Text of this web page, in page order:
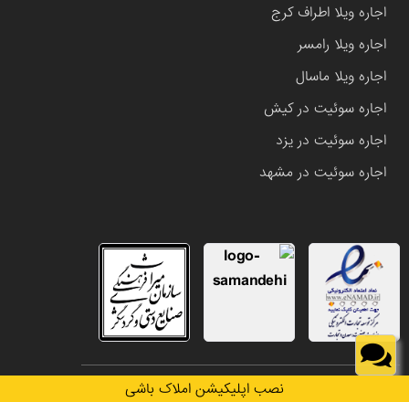
نصب اپلیکیشن املاک باشی
اجاره ویلا اطراف کرج
اجاره ویلا رامسر
اجاره ویلا ماسال
اجاره سوئیت در کیش
اجاره سوئیت در یزد
اجاره سوئیت در مشهد
تمامی حقوق این وب سایت متعلق به املاک باشی می باشد.